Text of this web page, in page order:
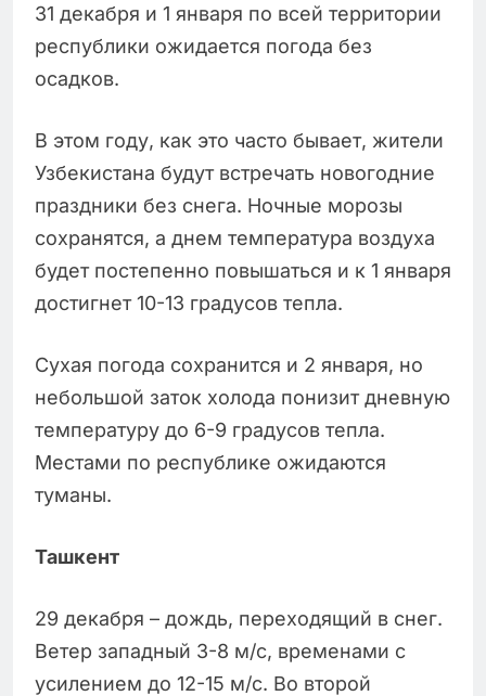
31 декабря и 1 января по всей территории
республики ожидается погода без
осадков.
В этом году, как это часто бывает, жители
Узбекистана будут встречать новогодние
праздники без снега. Ночные морозы
сохранятся, а днем температура воздуха
будет постепенно повышаться и к 1 января
достигнет 10-13 градусов тепла.
Сухая погода сохранится и 2 января, но
небольшой заток холода понизит дневную
температуру до 6-9 градусов тепла.
Местами по республике ожидаются
туманы.
Ташкент
29 декабря – дождь, переходящий в снег.
Ветер западный 3-8 м/с, временами с
усилением до 12-15 м/с. Во второй